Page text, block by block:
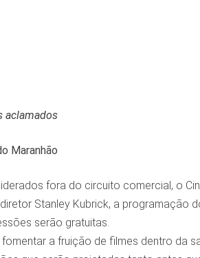
aclamados
Maranhão
fora do circuito comercial, o
Stanley Kubrick, a programação
serão gratuitas.
a fruição de filmes dentro da